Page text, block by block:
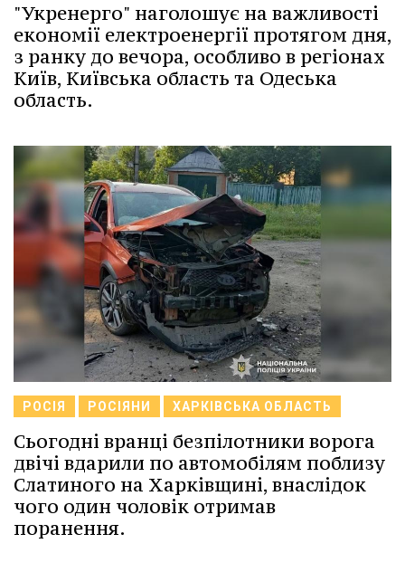
"Укренерго" наголошує на важливості
економії електроенергії протягом дня,
з ранку до вечора, особливо в регіонах
Київ, Київська область та Одеська
область.
РОСІЯ РОСІЯНИ ХАРКІВСЬКА ОБЛАСТЬ
Сьогодні вранці безпілотники ворога
двічі вдарили по автомобілям поблизу
Слатиного на Харківщині, внаслідок
чого один чоловік отримав
поранення.